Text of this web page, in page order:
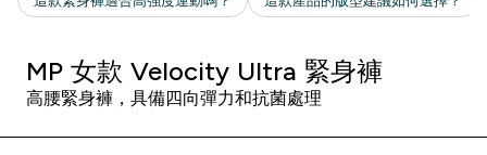
MP 女款 Velocity Ultra 緊身褲
高腰緊身褲，具備四向彈力和抗菌處理